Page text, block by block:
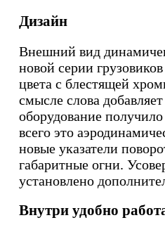
Дизайн
Внешний вид
новой серии
цвета с блестящей
смысле слова
оборудование
всего это
новые указатели
габаритные огни.
установлено
Внутри удобно